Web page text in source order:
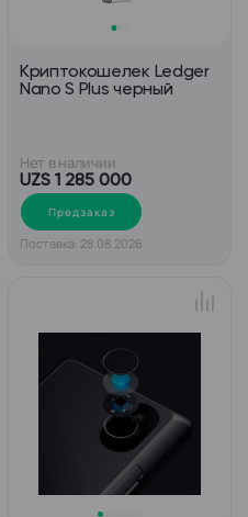
Криптокошелек Ledger
Nano S Plus черный
Нет в наличии
UZS 1 285 000
Предзаказ
Поставка: 28.08.2026